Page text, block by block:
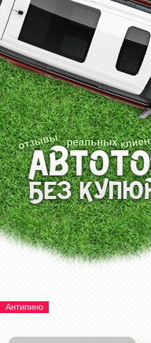
Антипино